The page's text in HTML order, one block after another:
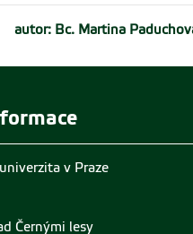
autor: Bc. Martina
v Praze
Černými lesy